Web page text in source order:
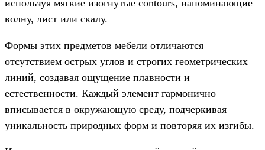
используя мягкие изогнутые contours, напоминающие
волну, лист или скалу.
Формы этих предметов мебели отличаются
отсутствием острых углов и строгих геометрических
линий, создавая ощущение плавности и
естественности. Каждый элемент гармонично
вписывается в окружающую среду, подчеркивая
уникальность природных форм и повторяя их изгибы.